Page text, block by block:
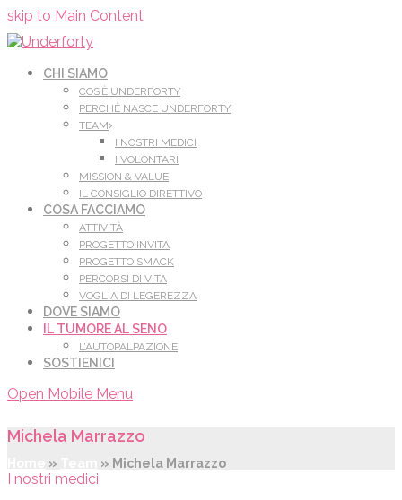
skip to Main Content
CHI SIAMO
COS’È UNDERFORTY
PERCHÈ NASCE UNDERFORTY
TEAM
I NOSTRI MEDICI
I VOLONTARI
MISSION & VALUE
IL CONSIGLIO DIRETTIVO
COSA FACCIAMO
ATTIVITÀ
PROGETTO INVITA
PROGETTO SMACK
PERCORSI DI VITA
VOGLIA DI LEGEREZZA
DOVE SIAMO
IL TUMORE AL SENO
L’AUTOPALPAZIONE
SOSTIENICI
Open Mobile Menu
Michela Marrazzo
» » Michela Marrazzo
I nostri medici